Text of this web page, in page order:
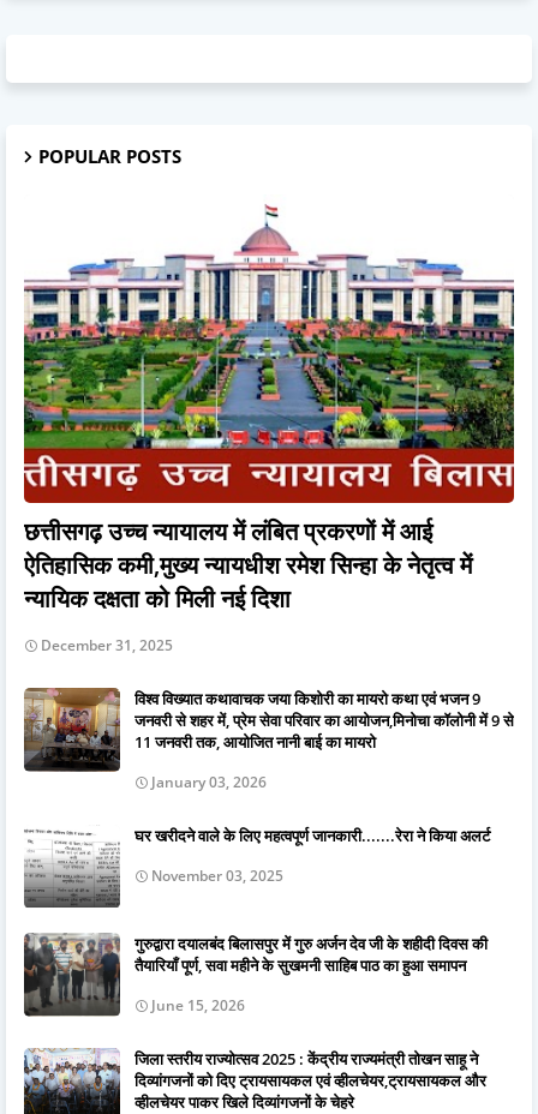
POPULAR POSTS
छत्तीसगढ़ उच्च न्यायालय में लंबित प्रकरणों में आई
ऐतिहासिक कमी,मुख्य न्यायधीश रमेश सिन्हा के नेतृत्व में
न्यायिक दक्षता को मिली नई दिशा
December 31, 2025
विश्व विख्यात कथावाचक जया किशोरी का मायरो कथा एवं भजन 9
जनवरी से शहर में, प्रेम सेवा परिवार का आयोजन,मिनोचा कॉलोनी में 9 से
11 जनवरी तक, आयोजित नानी बाई का मायरो
January 03, 2026
घर खरीदने वाले के लिए महत्वपूर्ण जानकारी.......रेरा ने किया अलर्ट
November 03, 2025
गुरुद्वारा दयालबंद बिलासपुर में गुरु अर्जन देव जी के शहीदी दिवस की
तैयारियाँ पूर्ण, सवा महीने के सुखमनी साहिब पाठ का हुआ समापन
June 15, 2026
जिला स्तरीय राज्योत्सव 2025 : केंद्रीय राज्यमंत्री तोखन साहू ने
दिव्यांगजनों को दिए ट्रायसायकल एवं व्हीलचेयर,ट्रायसायकल और
व्हीलचेयर पाकर खिले दिव्यांगजनों के चेहरे